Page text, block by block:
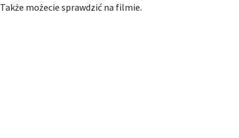
możecie sprawdzić na filmie.